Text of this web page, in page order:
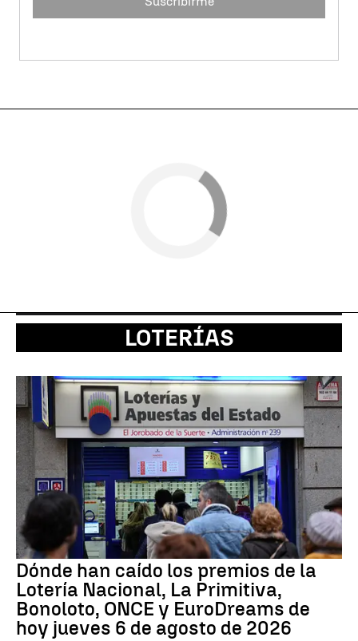
LOTERÍAS
Dónde han caído los premios de la
Lotería Nacional, La Primitiva,
Bonoloto, ONCE y EuroDreams de
hoy jueves 6 de agosto de 2026